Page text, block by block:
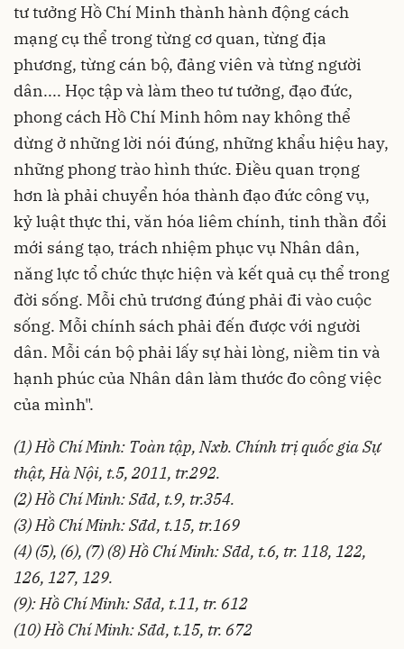
tư tưởng Hồ Chí Minh thành hành động cách
mạng cụ thể trong từng cơ quan, từng địa
phương, từng cán bộ, đảng viên và từng người
dân.... Học tập và làm theo tư tưởng, đạo đức,
phong cách Hồ Chí Minh hôm nay không thể
dừng ở những lời nói đúng, những khẩu hiệu hay,
những phong trào hình thức. Điều quan trọng
hơn là phải chuyển hóa thành đạo đức công vụ,
kỷ luật thực thi, văn hóa liêm chính, tinh thần đổi
mới sáng tạo, trách nhiệm phục vụ Nhân dân,
năng lực tổ chức thực hiện và kết quả cụ thể trong
đời sống. Mỗi chủ trương đúng phải đi vào cuộc
sống. Mỗi chính sách phải đến được với người
dân. Mỗi cán bộ phải lấy sự hài lòng, niềm tin và
hạnh phúc của Nhân dân làm thước đo công việc
của mình".
(1) Hồ Chí Minh: Toàn tập, Nxb. Chính trị quốc gia Sự
thật, Hà Nội, t.5, 2011, tr.292.
(2) Hồ Chí Minh: Sđd, t.9, tr.354.
(3) Hồ Chí Minh: Sđd, t.15, tr.169
(4) (5), (6), (7) (8) Hồ Chí Minh: Sđd, t.6, tr. 118, 122,
126, 127, 129.
(9): Hồ Chí Minh: Sđd, t.11, tr. 612
(10) Hồ Chí Minh: Sđd, t.15, tr. 672